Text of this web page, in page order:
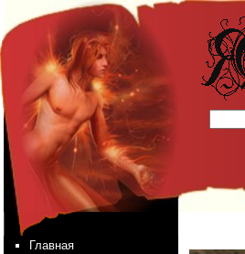
Главная